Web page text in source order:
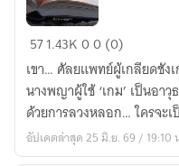
พันธะ
|
บ่วง
ใจ
571.43K00 (0)
เขา… ศัลยแพทย์ผู้เกลียดชัง
นางพญาผู้ใช้ ‘เกม’ เป็นอา
ด้วยการลวงหลอก… ใครจะ
อัปเดตล่าสุด 25 มิ.ย. 69 / 19:10